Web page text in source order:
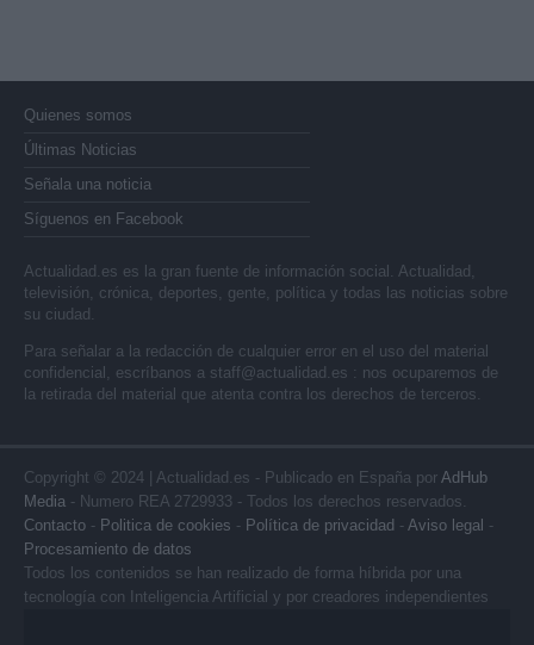
Quienes somos
Últimas Noticias
Señala una noticia
Síguenos en Facebook
Actualidad.es es la gran fuente de información social. Actualidad,
televisión, crónica, deportes, gente, política y todas las noticias sobre
su ciudad.
Para señalar a la redacción de cualquier error en el uso del material
confidencial, escríbanos a staff@actualidad.es : nos ocuparemos de
la retirada del material que atenta contra los derechos de terceros.
Copyright © 2024 | Actualidad.es - Publicado en España por AdHub
Media - Numero REA 2729933 - Todos los derechos reservados.
Contacto - Politica de cookies - Política de privacidad - Aviso legal -
Procesamiento de datos
Todos los contenidos se han realizado de forma híbrida por una
tecnología con Inteligencia Artificial y por creadores independientes